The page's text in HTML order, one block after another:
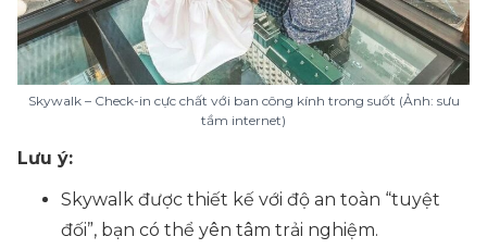
Skywalk – Check-in cực chất với ban công kính trong suốt (Ảnh: sưu
tầm internet)
Lưu ý:
Skywalk được thiết kế với độ an toàn “tuyệt
đối”, bạn có thể yên tâm trải nghiệm.